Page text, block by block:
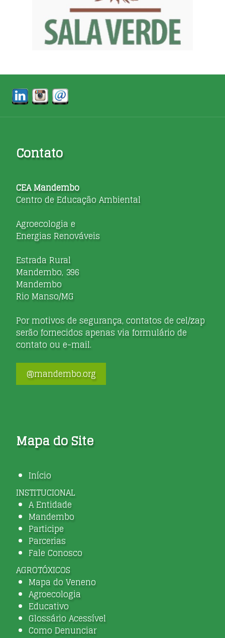
Contato
CEA Mandembo
Centro de Educação Ambiental
Agroecologia e
Energias Renováveis
Estrada Rural
Mandembo, 396
Mandembo
Rio Manso/MG
Por motivos de segurança, contatos de cel/zap
serão fornecidos apenas via formulário de
contato ou e-mail.
@mandembo.org
Mapa do Site
Início
INSTITUCIONAL
A Entidade
Mandembo
Participe
Parcerias
Fale Conosco
AGROTÓXICOS
Mapa do Veneno
Agroecologia
Educativo
Glossário Acessível
Como Denunciar